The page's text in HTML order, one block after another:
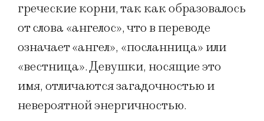
греческие корни, так как образовалось
от слова «ангелос», что в переводе
означает «ангел», «посланница» или
«вестница». Девушки, носящие это
имя, отличаются загадочностью и
невероятной энергичностью.